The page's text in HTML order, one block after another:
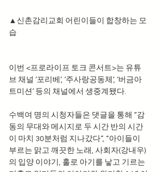
▲신촌감리교회 어린이들이 합창하는 모
습
이번 <프로라이프 토크 콘서트>는 유튜
브 채널 ‘포리베’, ‘주사랑공동체’, ‘버금아
트미션’ 등의 채널에서 생중계됐다.
수백여 명의 시청자들은 댓글을 통해 “감
동의 무대와 메시지로 두 시간 반의 시간
이 마치 30분처럼 지나갔다”, “아이들이
부르는 맑고 깨끗한 노래, 사회자(강내우)
의 입양 이야기, 홀로 아기를 낳고 기르는